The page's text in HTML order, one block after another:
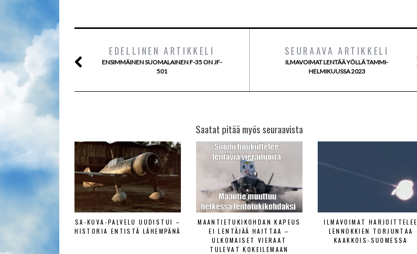
EDELLINEN ARTIKKELI
ENSIMMÄINEN SUOMALAINEN F-35 ON JF-
501
SEURAAVA ARTIKKELI
ILMAVOIMAT LENTÄÄ YÖLLÄ TAMMI-
HELMIKUUSSA 2023
Saatat pitää myös seuraavista
SA-KUVA-PALVELU UUDISTUI –
HISTORIA ENTISTÄ LÄHEMPÄNÄ
MAANTIETUKIKOHDAN KAPEUS
EI LENTÄJÄÄ HAITTAA –
ULKOMAISET VIERAAT
TULEVAT KOKEILEMAAN
ILMAVOIMAT HARJOITTELEE
LENNOKKIEN TORJUNTAA
KAAKKOIS-SUOMESSA